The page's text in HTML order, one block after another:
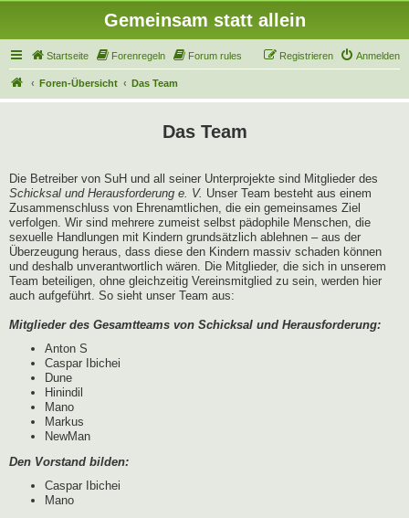
Gemeinsam statt allein
Startseite Forenregeln Forum rules Anmelden
Registrieren
Foren-Übersicht Das Team
Das Team
Die Betreiber von SuH und all seiner Unterprojekte sind Mitglieder des
Schicksal und Herausforderung e. V. Unser Team besteht aus einem
Zusammenschluss von Ehrenamtlichen, die ein gemeinsames Ziel
verfolgen. Wir sind mehrere zumeist selbst pädophile Menschen, die
sexuelle Handlungen mit Kindern grundsätzlich ablehnen – aus der
Überzeugung heraus, dass diese den Kindern massiv schaden können
und deshalb unverantwortlich wären. Die Mitglieder, die sich in unserem
Team beteiligen, ohne gleichzeitig Vereinsmitglied zu sein, werden hier
auch aufgeführt. So sieht unser Team aus:
Mitglieder des Gesamtteams von Schicksal und Herausforderung:
Anton S
Caspar Ibichei
Dune
Hinindil
Mano
Markus
NewMan
Den Vorstand bilden:
Caspar Ibichei
Mano